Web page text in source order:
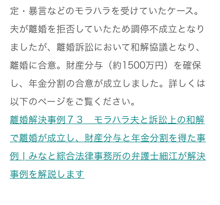
定・暴言などのモラハラを受けていたケース。
夫が離婚を拒否していたため調停不成立となり
ましたが、離婚訴訟において和解協議となり、
離婚に合意。財産分与（約1500万円）を確保
し、年金分割の合意が成立しました。詳しくは
以下のページをご覧ください。
離婚解決事例７３ モラハラ夫と訴訟上の和解
で離婚が成立し、財産分与と年金分割を得た事
例 | みなと綜合法律事務所の弁護士細江が解決
事例を解説します